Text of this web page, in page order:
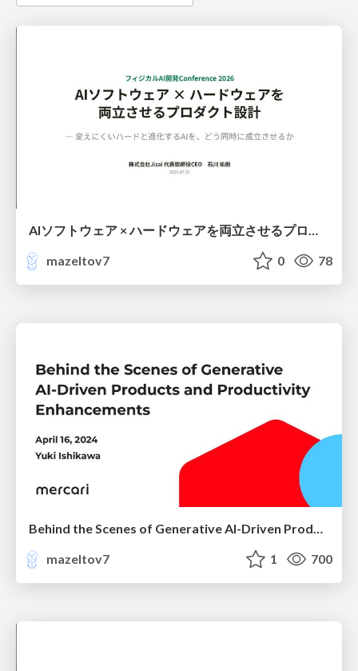
AIソフトウェア × ハードウェアを両立させるプロダクト設計@2026.07.31「フィジカルAI開発カンファレンス」
mazeltov7
0 78
mazeltov7
1 700